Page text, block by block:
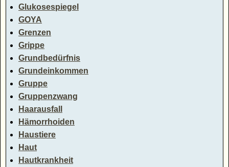
Glukosespiegel
GOYA
Grenzen
Grippe
Grundbedürfnis
Grundeinkommen
Gruppe
Gruppenzwang
Haarausfall
Hämorrhoiden
Haustiere
Haut
Hautkrankheit